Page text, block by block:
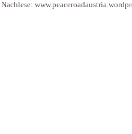
Nachlese: